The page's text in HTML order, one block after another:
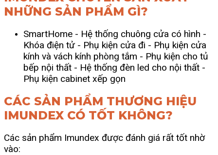
NHỮNG SẢN PHẨM GÌ?
SmartHome - Hệ thống chuông cửa có hình -
Khóa điện tử - Phụ kiện cửa đi - Phụ kiện cửa
kính và vách kính phòng tắm - Phụ kiện cho tủ
bếp nội thất - Hệ thống đèn led cho nội thất -
Phụ kiện cabinet xếp gọn
CÁC SẢN PHẨM THƯƠNG HIỆU
IMUNDEX CÓ TỐT KHÔNG?
Các sản phẩm Imundex được đánh giá rất tốt nhờ
vào: